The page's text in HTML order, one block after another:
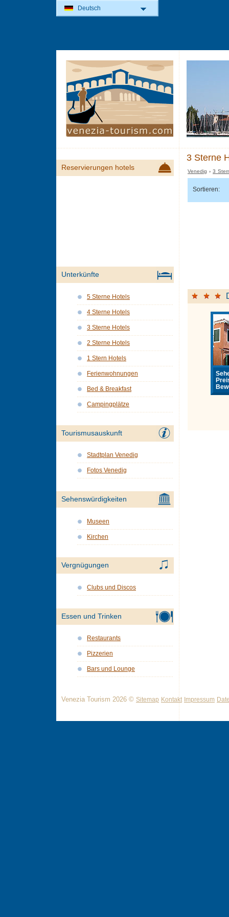
3 Sterne
Venedig ›3
Sortieren:
Reservierungen hotels
Unterkünfte
5 Sterne Hotels
4 Sterne Hotels
3 Sterne Hotels
2 Sterne Hotels
1 Stern Hotels
Ferienwohnungen
Bed & Breakfast
Campingplätze
Tourismusauskunft
Stadtplan Venedig
Fotos Venedig
Sehenswürdigkeiten
Museen
Kirchen
Vergnügungen
Clubs und Discos
Essen und Trinken
Restaurants
Pizzerien
Bars und Lounge
Venezia Tourism 2026 © Sitemap Kontakt Impressum
Deutsch